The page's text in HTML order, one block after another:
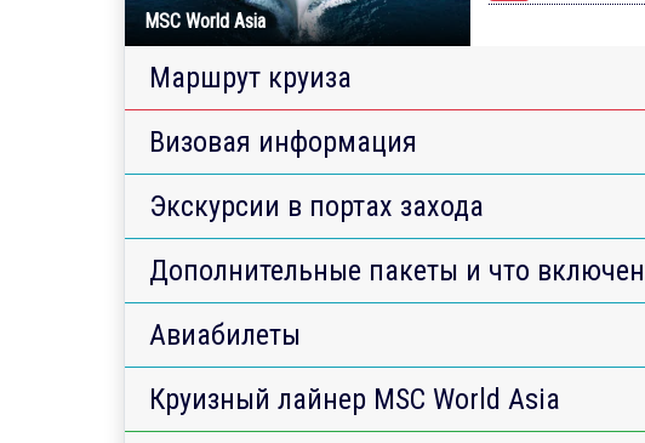
MSC World Asia
Маршрут круиза
Визовая информация
Экскурсии в портах захода
Дополнительные пакеты и что
Авиабилеты
Круизный лайнер MSC World Asia